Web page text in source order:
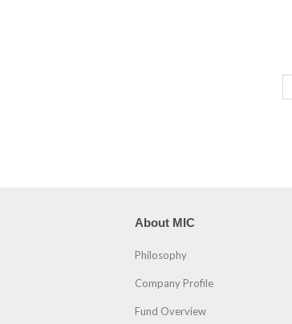
About MIC
Philosophy
Company Profile
Fund Overview